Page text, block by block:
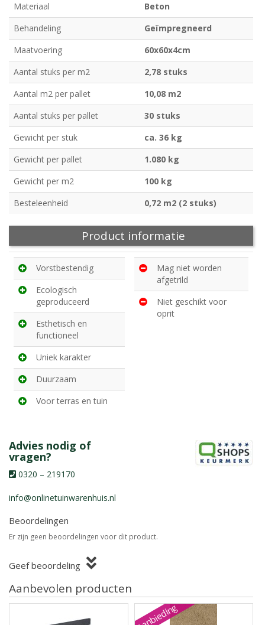
Materiaal
Beton
Behandeling
Geïmpregneerd
Maatvoering
60x60x4cm
Aantal stuks per m2
2,78 stuks
Aantal m2 per pallet
10,08 m2
Aantal stuks per pallet
30 stuks
Gewicht per stuk
ca. 36 kg
Gewicht per pallet
1.080 kg
Gewicht per m2
100 kg
Besteleenheid
0,72 m2 (2 stuks)
Product informatie
Vorstbestendig
Ecologisch
geproduceerd
Esthetisch en
functioneel
Uniek karakter
Duurzaam
Voor terras en tuin
Mag niet worden
afgetrild
Niet geschikt voor
oprit
Advies nodig of
vragen?
0320 – 219170
info@onlinetuinwarenhuis.nl
Beoordelingen
Er zijn geen beoordelingen voor dit product.
Geef beoordeling
Aanbevolen producten
Aanbieding